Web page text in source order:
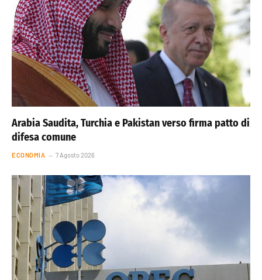
Arabia Saudita, Turchia e Pakistan verso firma patto di
difesa comune
ECONOMIA 7 Agosto 2026